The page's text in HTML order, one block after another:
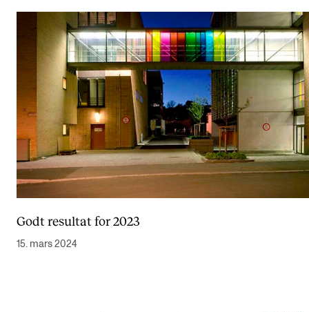
Godt resultat for 2023
15. mars 2024